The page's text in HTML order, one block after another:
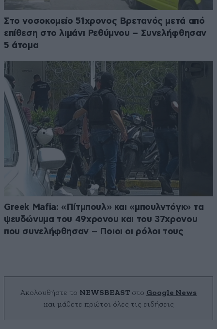
Στο νοσοκομείο 51χρονος Βρετανός μετά από
επίθεση στο λιμάνι Ρεθύμνου – Συνελήφθησαν
5 άτομα
Greek Μafia: «Πίτμπουλ» και «μπουλντόγκ» τα
ψευδώνυμα του 49χρονου και του 37χρονου
που συνελήφθησαν – Ποιοι οι ρόλοι τους
Ακολουθήστε το NEWSBEAST στο Google News
και μάθετε πρώτοι όλες τις ειδήσεις